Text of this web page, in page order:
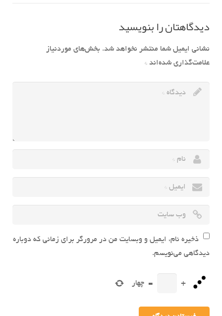
دیدگاهتان را بنویسید
نشانی ایمیل شما منتشر نخواهد شد. بخش‌های موردنیاز
علامت‌گذاری شده‌اند *
ذخیره نام، ایمیل و وبسایت من در مرورگر برای زمانی که دوباره
دیدگاهی می‌نویسم.
+
= چهار